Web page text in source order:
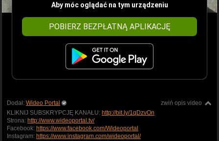
Aby móc oglądać na tym urządzeniu
POBIERZ BEZPŁATNĄ APLIKACJĘ
zwiń opis video
Dodał: Wideo Portal
KLIKNIJ SUBSKRYPCJĘ KANAŁU: http://bit.ly/1qDzvOn
Strona: http://www.wideoportal.tv/
Facebook: https://www.facebook.com/Wideoportal
Instagram: https://www.instagram.com/wideoportal/